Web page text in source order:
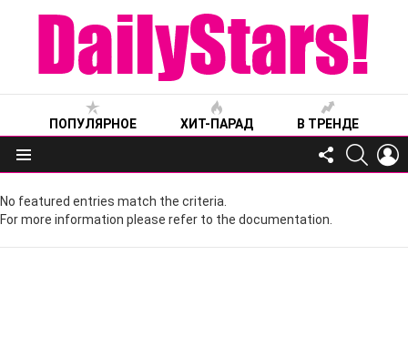
ПОПУЛЯРНОЕ ХИТ-ПАРАД В ТРЕНДЕ
Меню
FOLLOW
US
No featured entries match the criteria.
For more information please refer to the documentation.